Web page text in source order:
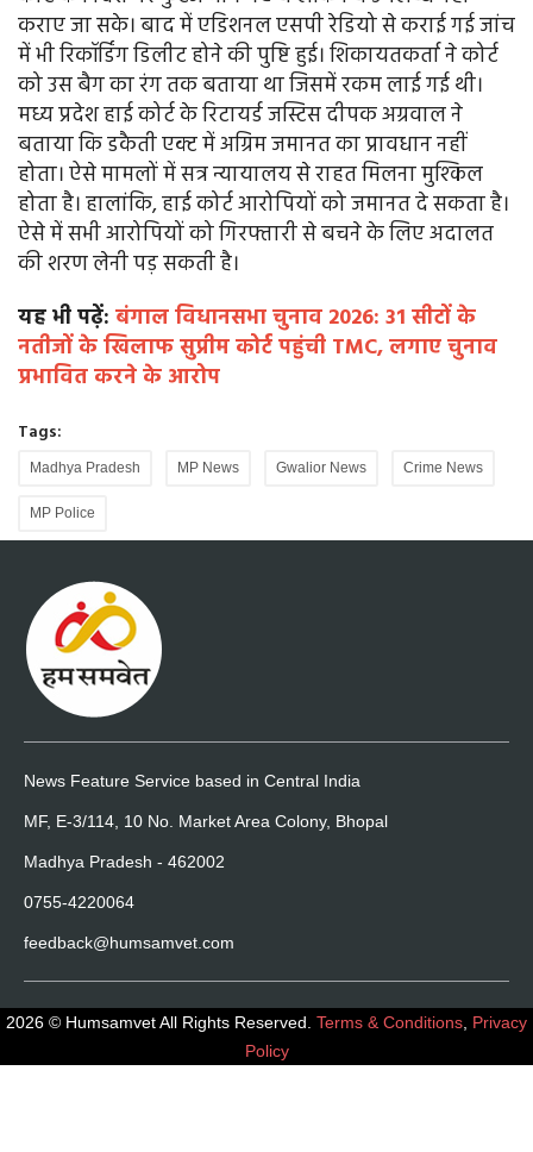
कराए जा सके। बाद में एडिशनल एसपी रेडियो से कराई गई जांच
में भी रिकॉर्डिंग डिलीट होने की पुष्टि हुई। शिकायतकर्ता ने कोर्ट
को उस बैग का रंग तक बताया था जिसमें रकम लाई गई थी।
मध्य प्रदेश हाई कोर्ट के रिटायर्ड जस्टिस दीपक अग्रवाल ने
बताया कि डकैती एक्ट में अग्रिम जमानत का प्रावधान नहीं
होता। ऐसे मामलों में सत्र न्यायालय से राहत मिलना मुश्किल
होता है। हालांकि, हाई कोर्ट आरोपियों को जमानत दे सकता है।
ऐसे में सभी आरोपियों को गिरफ्तारी से बचने के लिए अदालत
की शरण लेनी पड़ सकती है।
यह भी पढ़ें: बंगाल विधानसभा चुनाव 2026: 31 सीटों के
नतीजों के खिलाफ सुप्रीम कोर्ट पहुंची TMC, लगाए चुनाव
प्रभावित करने के आरोप
Tags:
Madhya Pradesh MP News Gwalior News Crime News
MP Police
News Feature Service based in Central India
MF, E-3/114, 10 No. Market Area Colony, Bhopal
Madhya Pradesh - 462002
0755-4220064
feedback@humsamvet.com
2026 © Humsamvet All Rights Reserved. Terms & Conditions Privacy
Policy